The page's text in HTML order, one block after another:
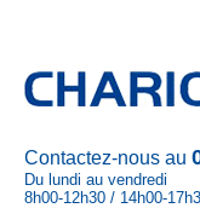
Contactez-nous au
Du lundi au vendredi
8h00-12h30 / 14h00-